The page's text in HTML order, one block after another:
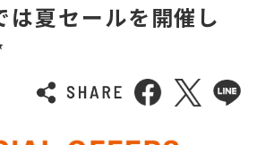
は夏セールを開催し